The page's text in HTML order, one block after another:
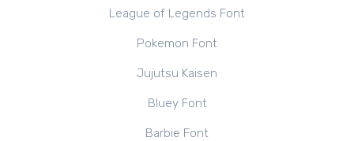
League of Legends Font
Pokemon Font
Jujutsu Kaisen
Bluey Font
Barbie Font